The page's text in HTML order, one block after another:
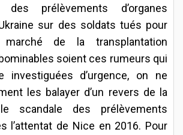
prélèvements d’organes
sur des soldats tués pour
de la transplantation
soient ces rumeurs qui
investiguées d’urgence, on ne
les balayer d’un revers de la
scandale des prélèvements
l’attentat de Nice en 2016. Pour